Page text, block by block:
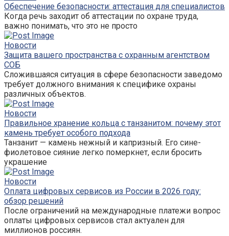
Обеспечение безопасности: аттестация для специалистов
Когда речь заходит об аттестации по охране труда,
важно понимать, что это не просто
Новости
Защита вашего пространства с охранным агентством
СОБ
Сложившаяся ситуация в сфере безопасности заведомо
требует должного внимания к специфике охраны
различных объектов.
Новости
Правильное хранение кольца с танзанитом: почему этот
камень требует особого подхода
Танзанит — камень нежный и капризный. Его сине-
фиолетовое сияние легко померкнет, если бросить
украшение
Новости
Оплата цифровых сервисов из России в 2026 году:
обзор решений
После ограничений на международные платежи вопрос
оплаты цифровых сервисов стал актуален для
миллионов россиян.